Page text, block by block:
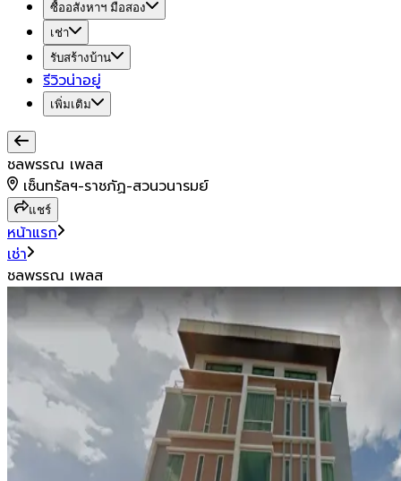
ซื้ออสังหาฯ มือสอง
เช่า
รับสร้างบ้าน
รีวิวน่าอยู่
เพิ่มเติม
ชลพรรณ เพลส
เซ็นทรัลฯ-ราชภัฏ-สวนวนารมย์
แชร์
หน้าแรก
เช่า
ชลพรรณ เพลส